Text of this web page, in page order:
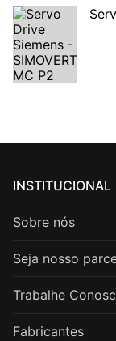
INSTITUCIONAL
Sobre nós
Seja nosso
Trabalhe
Fabricantes